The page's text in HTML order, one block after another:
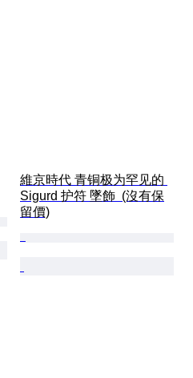
維京時代 青铜极为罕见的
Sigurd 护符 墜飾  (沒有保
留價)